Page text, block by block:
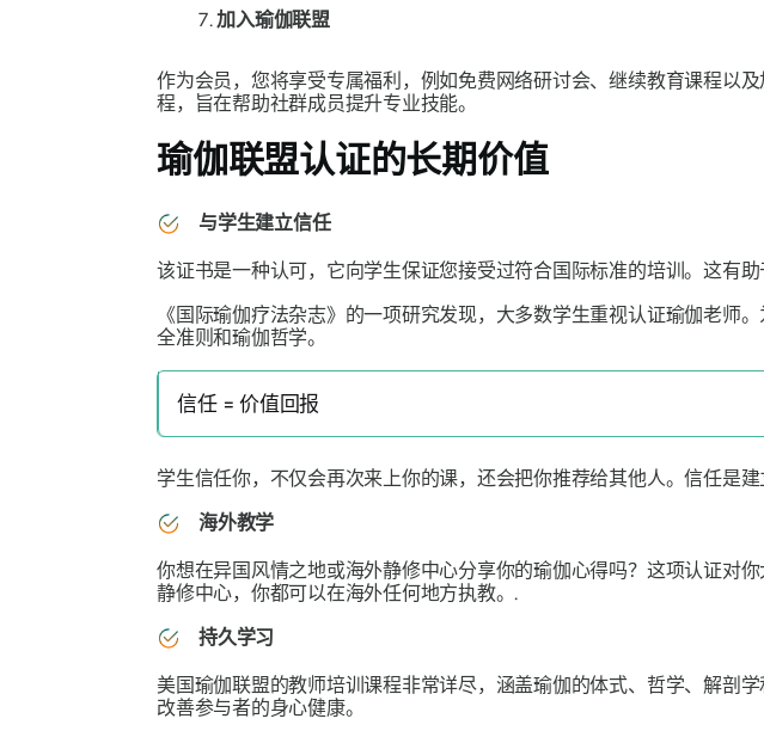
加入瑜伽联盟
作为会员，您将享受专属福利，例如免费网络研讨会、继续教育课程以
程，旨在帮助社群成员提升专业技能。
瑜伽联盟认证的长期价值
与学生建立信任
该证书是一种认可，它向学生保证您接受过符合国际标准的培训。这有
《国际瑜伽疗法杂志》的一项研究发现，大多数学生重视认证瑜伽老师
全准则和瑜伽哲学。
信任 = 价值回报
学生信任你，不仅会再次来上你的课，还会把你推荐给其他人。信任是
海外教学
你想在异国风情之地或海外静修中心分享你的瑜伽心得吗？这项认证对
静修中心，你都可以在海外任何地方执教。.
持久学习
美国瑜伽联盟的教师培训课程非常详尽，涵盖瑜伽的体式、哲学、解剖
改善参与者的身心健康。